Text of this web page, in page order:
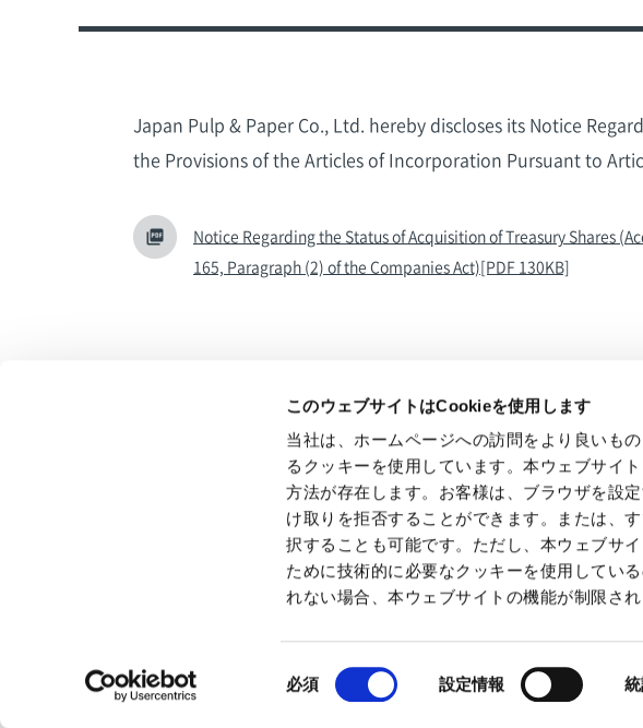
このウェブサイトはCookieを使用します
当社は、ホームページへの訪問をより良いも
るクッキーを使用しています。本ウェブサイ
方法が存在します。お客様は、ブラウザを設
け取りを拒否することができます。または、
択することも可能です。ただし、本ウェブサ
ために技術的に必要なクッキーを使用してい
れない場合、本ウェブサイトの機能が制限さ
意
必須 設定情報
Japan Pulp & Paper Co., Ltd. hereby discloses its Notice
the Provisions of the Articles of Incorporation Pursuant to
Notice Regarding the Status of Acquisition of Treasury Shares
165, Paragraph (2) of the Companies Act)[PDF 130KB]
News Release Information
GDPR Privacy Policy Cookie Policy Terms of Use Accessibility